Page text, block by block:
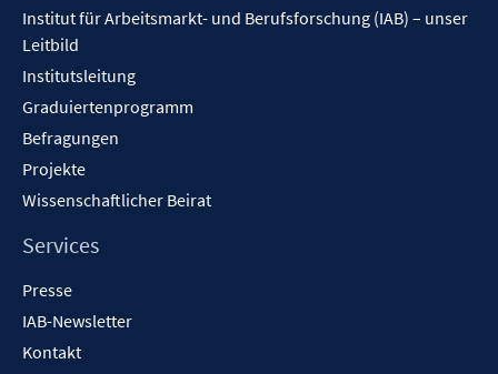
Institut für Arbeitsmarkt- und Berufsforschung (IAB) – unser
Leitbild
Institutsleitung
Graduiertenprogramm
Befragungen
Projekte
Wissenschaftlicher Beirat
Services
Presse
IAB-Newsletter
Kontakt